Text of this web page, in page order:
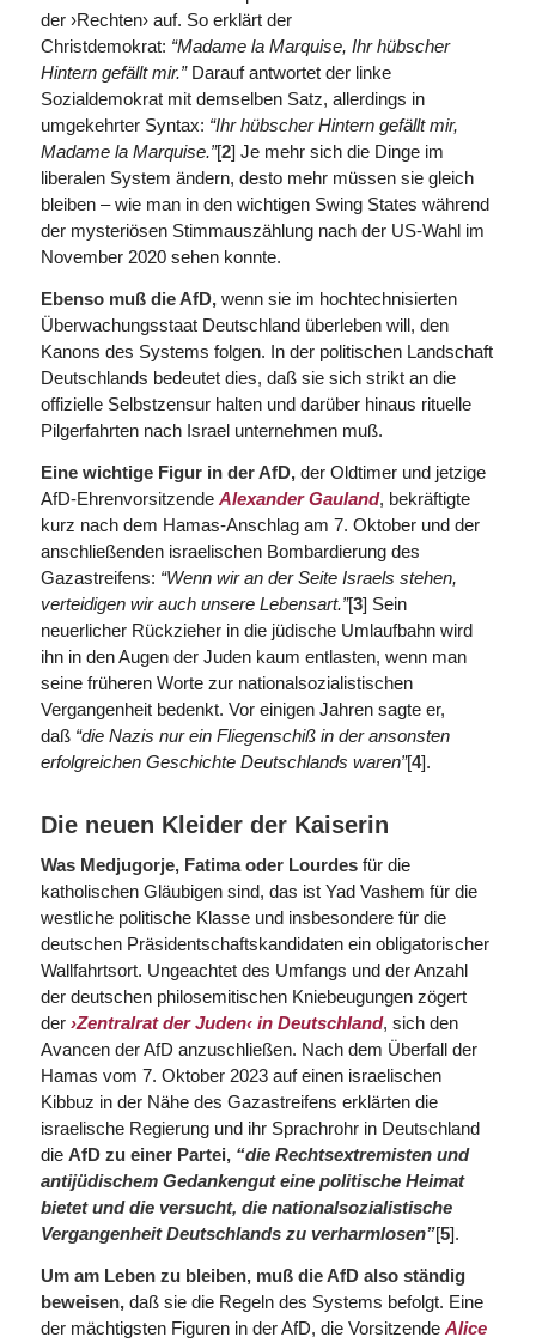
der ›Rechten› auf. So erklärt der
Christdemokrat: “Madame la Marquise, Ihr hübscher
Hintern gefällt mir.”Darauf antwortet der linke
Sozialdemokrat mit demselben Satz, allerdings in
umgekehrter Syntax: “Ihr hübscher Hintern gefällt mir,
Madame la Marquise.”[2] Je mehr sich die Dinge im
liberalen System ändern, desto mehr müssen sie gleich
bleiben – wie man in den wichtigen Swing States während
der mysteriösen Stimmauszählung nach der US-Wahl im
November 2020 sehen konnte.
Ebenso muß die AfD,wenn sie im hochtechnisierten
Überwachungsstaat Deutschland überleben will, den
Kanons des Systems folgen. In der politischen Landschaft
Deutschlands bedeutet dies, daß sie sich strikt an die
offizielle Selbstzensur halten und darüber hinaus rituelle
Pilgerfahrten nach Israel unternehmen muß.
Eine wichtige Figur in der AfD,der Oldtimer und jetzige
AfD-Ehrenvorsitzende Alexander Gauland, bekräftigte
kurz nach dem Hamas-Anschlag am 7. Oktober und der
anschließenden israelischen Bombardierung des
Gazastreifens: “Wenn wir an der Seite Israels stehen,
verteidigen wir auch unsere Lebensart.”[3] Sein
neuerlicher Rückzieher in die jüdische Umlaufbahn wird
ihn in den Augen der Juden kaum entlasten, wenn man
seine früheren Worte zur nationalsozialistischen
Vergangenheit bedenkt. Vor einigen Jahren sagte er,
daß “die Nazis nur ein Fliegenschiß in der ansonsten
erfolgreichen Geschichte Deutschlands waren”[4].
Die neuen Kleider der Kaiserin
Was Medjugorje, Fatima oder Lourdesfür die
katholischen Gläubigen sind, das ist Yad Vashem für die
westliche politische Klasse und insbesondere für die
deutschen Präsidentschaftskandidaten ein obligatorischer
Wallfahrtsort. Ungeachtet des Umfangs und der Anzahl
der deutschen philosemitischen Kniebeugungen zögert
der ›Zentralrat der Juden‹ in Deutschland, sich den
Avancen der AfD anzuschließen. Nach dem Überfall der
Hamas vom 7. Oktober 2023 auf einen israelischen
Kibbuz in der Nähe des Gazastreifens erklärten die
israelische Regierung und ihr Sprachrohr in Deutschland
die AfD zu einer Partei, “die Rechtsextremisten und
antijüdischem Gedankengut eine politische Heimat
bietet und die versucht, die nationalsozialistische
Vergangenheit Deutschlands zu verharmlosen”[5].
Um am Leben zu bleiben, muß die AfD also ständig
beweisen,daß sie die Regeln des Systems befolgt. Eine
der mächtigsten Figuren in der AfD, die Vorsitzende Alice